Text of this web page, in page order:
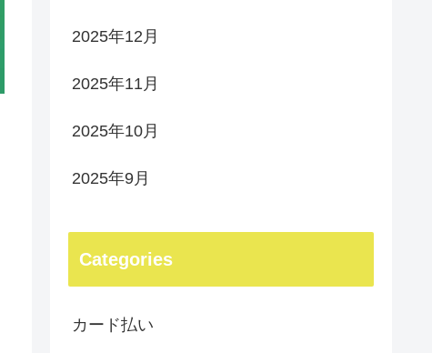
2025年12月
2025年11月
2025年10月
2025年9月
Categories
カード払い